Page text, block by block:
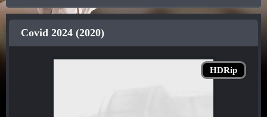
HDRip
Covid 2024 (2020)